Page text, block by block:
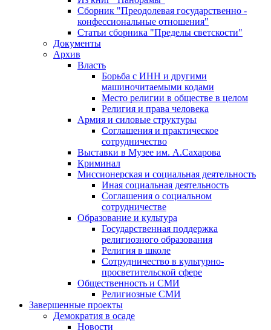
Сборник "Преодолевая государственно -
конфессиональные отношения"
Статьи сборника "Пределы светскости"
Документы
Архив
Власть
Борьба с ИНН и другими
машиночитаемыми кодами
Место религии в обществе в целом
Религия и права человека
Армия и силовые структуры
Соглашения и практическое
сотрудничество
Выставки в Музее им. А.Сахарова
Криминал
Миссионерская и социальная деятельность
Иная социальная деятельность
Соглашения о социальном
сотрудничестве
Образование и культура
Государственная поддержка
религиозного образования
Религия в школе
Сотрудничество в культурно-
просветительской сфере
Общественность и СМИ
Религиозные СМИ
Завершенные проекты
Демократия в осаде
Новости